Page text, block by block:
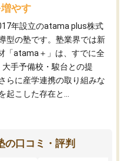
やす
年設立のatama plus株式
型の塾です。塾業界では新
「atama＋」は、すでに全
手予備校・駿台との提
らに産学連携の取り組みな
起こした存在と...
の口コミ・評判